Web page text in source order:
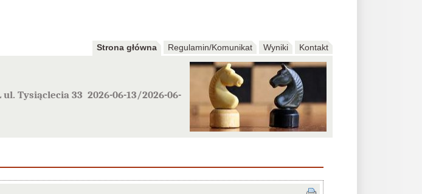
Strona główna Regulamin/Komunikat Wyniki Kontakt
Tysiąclecia 33 2026-06-13/2026-06-